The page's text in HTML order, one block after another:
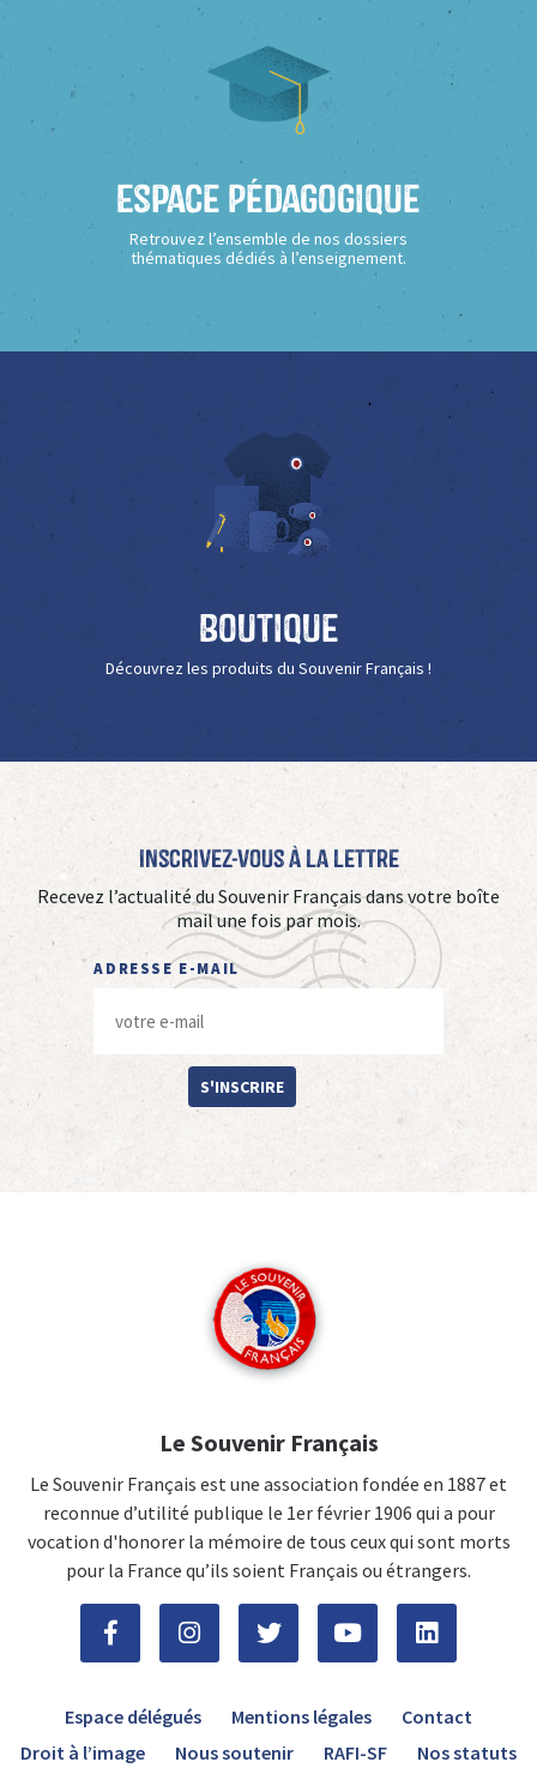
Espace Pédagogique
Retrouvez l’ensemble de nos dossiers
thématiques dédiés à l’enseignement.
Boutique
Découvrez les produits du Souvenir Français !
Inscrivez-vous à La Lettre
Recevez l’actualité du Souvenir Français dans votre boîte
mail une fois par mois.
ADRESSE E-MAIL
S'INSCRIRE
Le Souvenir Français
Le Souvenir Français est une association fondée en 1887 et
reconnue d’utilité publique le 1er février 1906 qui a pour
vocation d'honorer la mémoire de tous ceux qui sont morts
pour la France qu’ils soient Français ou étrangers.
Espace délégués Mentions légales
Contact
Droit à l’image
Nous soutenir RAFI-SF Nos statuts